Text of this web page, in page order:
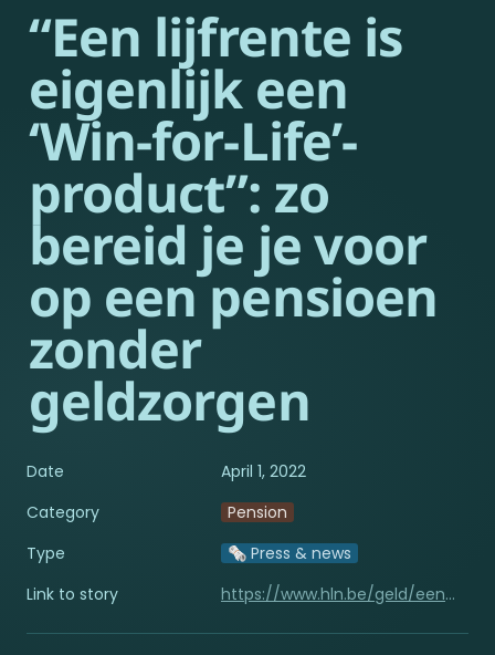
“Een lijfrente is
eigenlijk een
‘Win-for-Life’-
product”: zo
bereid je je voor
op een pensioen
zonder
geldzorgen
Date
April 1, 2022
Category
Pension
Type
🗞️ Press & news
Link to story
https://www.hln.be/geld/een-lijfrente-is-eigenlijk-een-win-for-life-product-zo-bereid-je-je-voor-op-een-pensioen-zonder-geldzorgen~aa7b54cd/